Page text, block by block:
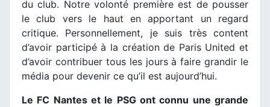
du club. Notre volonté première est de pousser
le club vers le haut en apportant un regard
critique. Personnellement, je suis très content
d’avoir participé à la création de Paris United et
d’avoir contribuer tous les jours à faire grandir le
média pour devenir ce qu’il est aujourd’hui.
Le FC Nantes et le PSG ont connu une grande